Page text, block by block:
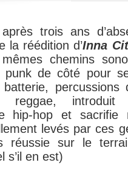
trois ans
la réédition d’Inna
chemins
punk de côté pour
introduit
hip-hop et sacrifie
levés par ces
réussie sur le
s’il en est)